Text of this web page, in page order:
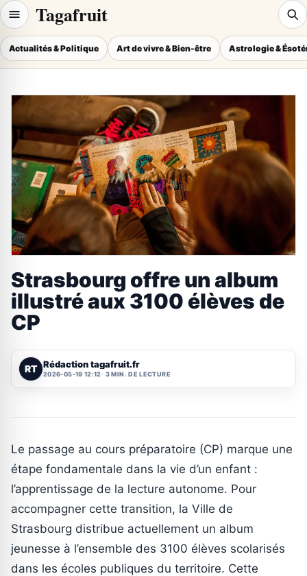
Tagafruit
Actualités & Politique Art de vivre & Bien-être Astrologie &
Strasbourg offre un album
illustré aux 3100 élèves de
CP
RT Rédaction tagafruit.fr
2026-05-19 12:12 3 MIN. DE LECTURE
Le passage au cours préparatoire (CP) marque une
étape fondamentale dans la vie d’un enfant :
l’apprentissage de la lecture autonome. Pour
accompagner cette transition, la Ville de
Strasbourg distribue actuellement un album
jeunesse à l’ensemble des 3100 élèves scolarisés
dans les écoles publiques du territoire. Cette